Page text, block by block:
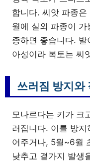
합니다. 씨앗 파종
월에 실외 파종이
종하면 좋습니다.
아성이라 복토는 씨
쓰러짐 방지와
모나르다는 키가 크
러집니다. 이를 방
어주거나, 5월~6월
낮추고 곁가지 발생